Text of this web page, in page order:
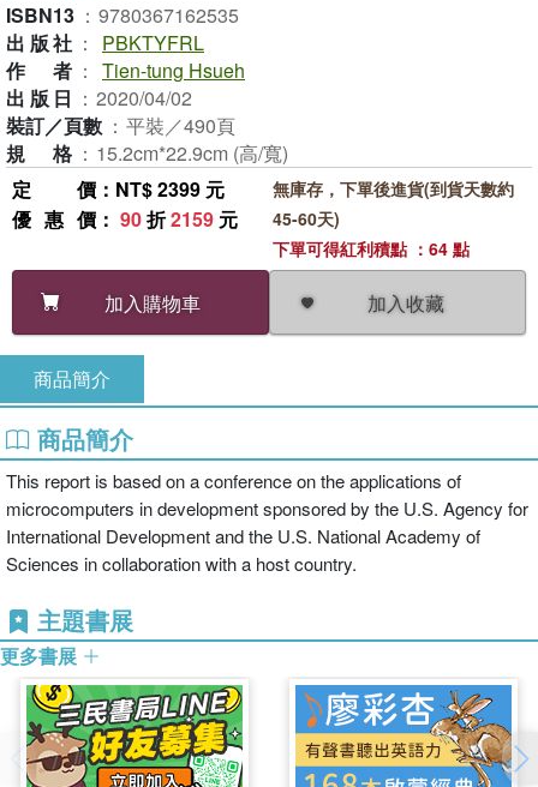
ISBN13 ： 9780367162535
出版社 ：
PBKTYFRL
作者 ： Tien-tung Hsueh
出版日 ： 2020/04/02
裝訂／頁數 ： 平裝／490頁
規格 ： 15.2cm*22.9cm (高/寬)
定價 ：NT$ 2399 元
優惠價 ： 90折2159 元
加入購物車 加入收藏
無庫存，下單後進貨(到貨天數約
45-60天)
下單可得紅利積點 ：64 點
商品簡介
商品簡介
This report is based on a conference on the applications of
microcomputers in development sponsored by the U.S. Agency for
International Development and the U.S. National Academy of
Sciences in collaboration with a host country.
主題書展
更多書展